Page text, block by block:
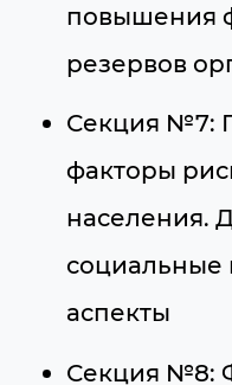
повышения
резервов
Секция №7:
факторы
населения.
социальные
аспекты
Секция №8: